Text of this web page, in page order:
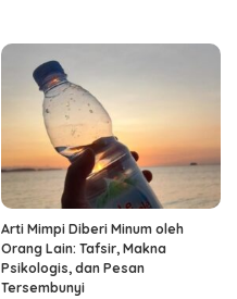
Arti Mimpi Diberi Minum oleh
Orang Lain: Tafsir, Makna
Psikologis, dan Pesan
Tersembunyi